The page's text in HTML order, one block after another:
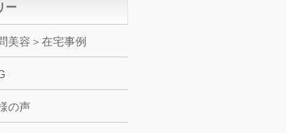
ー
美容＞在宅事例
の声